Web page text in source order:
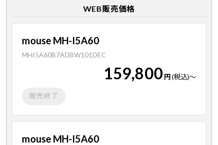
WEB販売価格
mouse MH-I5A60
MHI5A60B7ADBW101DEC
159,800 円(税込)～
販売終了
mouse MH-I5A60